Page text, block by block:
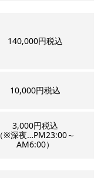
140,000円税込
10,000円税込
3,000円税込
（※深夜…PM23:00～
AM6:00）